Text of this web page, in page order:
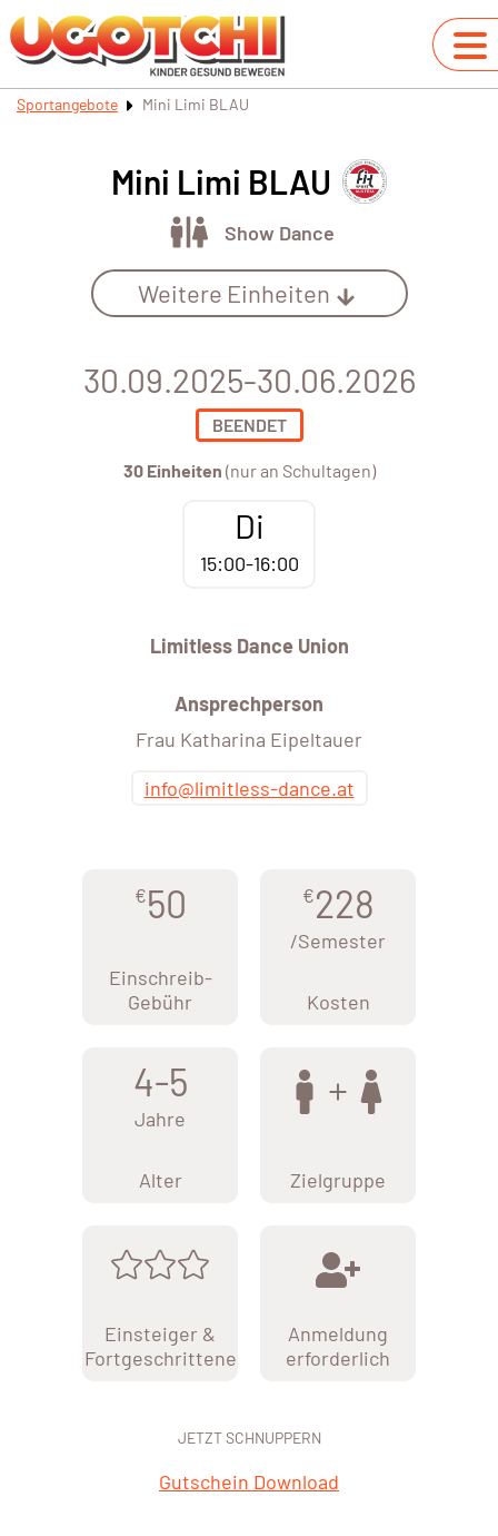
Sportangebote Mini Limi BLAU
Mini Limi BLAU
Show Dance
Weitere Einheiten
30.09.2025-30.06.2026
BEENDET
30 Einheiten (nur an Schultagen)
Di
15:00-16:00
Limitless Dance Union
Ansprechperson
Frau Katharina Eipeltauer
info@limitless-dance.at
€50
Einschreib-
Gebühr
€228
/Semester
Kosten
4-5
Jahre
Alter Zielgruppe
Einsteiger &
Fortgeschrittene
Anmeldung
erforderlich
JETZT SCHNUPPERN
Gutschein Download